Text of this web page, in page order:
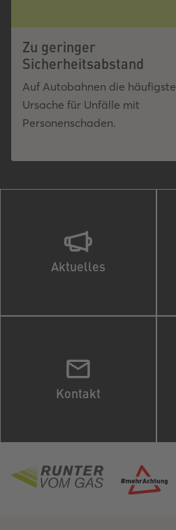
Zu geringer
Sicherheitsabstand
Auf Autobahnen die häufigste
Ursache für Unfälle mit
Personenschaden.
Aktuelles
Kontakt